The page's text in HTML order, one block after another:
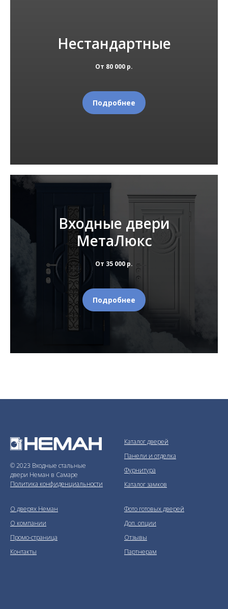
Нестандартные
От 80 000 р.
Подробнее
Входные двери
МетаЛюкс
От 35 000 р.
Подробнее
© 2023 Входные стальные
двери Неман в Самаре
Политика конфиденциальности
Каталог дверей
Панели и отделка
Фурнитура
Каталог замков
О дверях Неман
О компании
Промо-страница
Контакты
Фото готовых дверей
Доп. опции
Отзывы
Партнерам